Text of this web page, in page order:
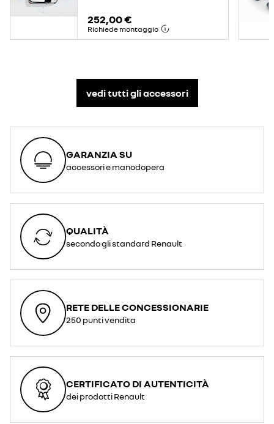
252,00 €
Richiede montaggio
vedi tutti gli accessori​
GARANZIA SU
accessori e manodopera
QUALITÀ
secondo gli standard Renault
RETE DELLE CONCESSIONARIE
250 punti vendita
CERTIFICATO DI AUTENTICITÀ
dei prodotti Renault